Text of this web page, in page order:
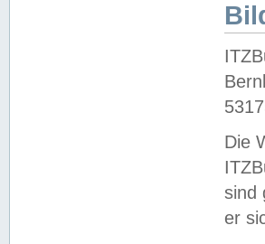
Die
sind
er